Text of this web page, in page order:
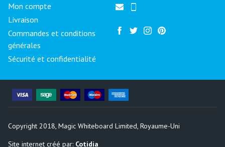
Mon compte
Livraison
Commandes et conditions
générales
Sécurité et confidentialité
Copyright 2018, Magic Whiteboard Limited, Royaume-Uni
Site internet créé par: Cotidia